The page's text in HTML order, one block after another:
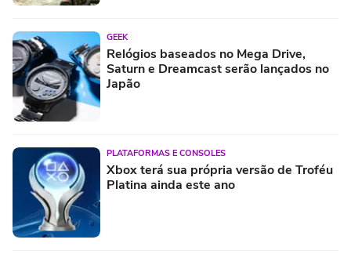
GEEK
Relógios baseados no Mega Drive,
Saturn e Dreamcast serão lançados no
Japão
PLATAFORMAS E CONSOLES
Xbox terá sua própria versão de Troféu
Platina ainda este ano